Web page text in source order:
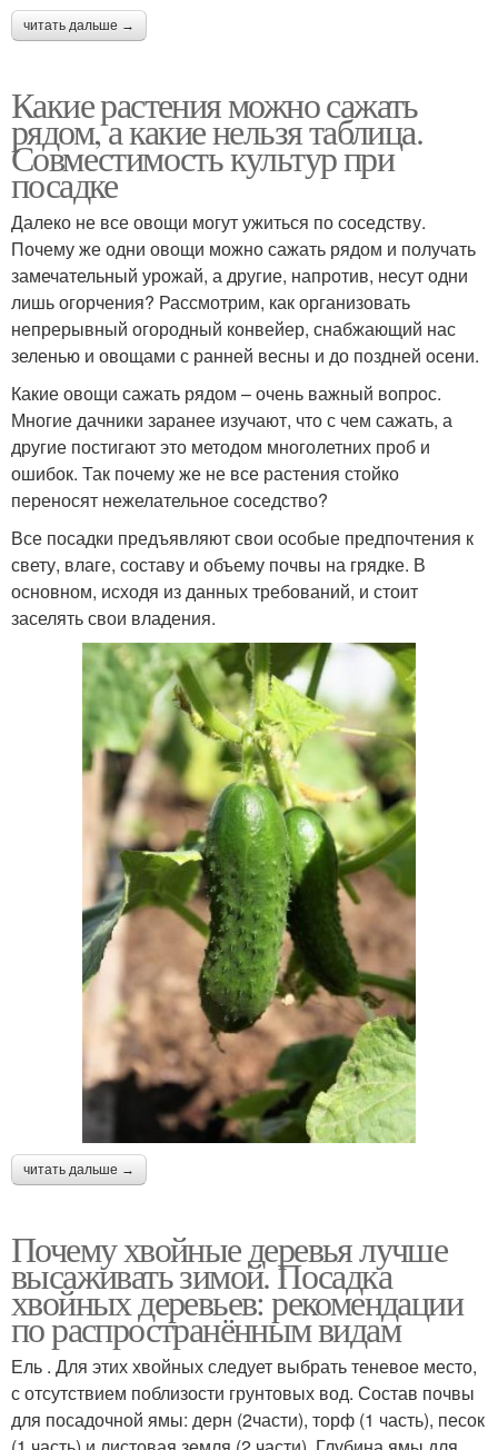
читать дальше →
Какие растения можно сажать
рядом, а какие нельзя таблица.
Совместимость культур при
посадке
Далеко не все овощи могут ужиться по соседству.
Почему же одни овощи можно сажать рядом и получать
замечательный урожай, а другие, напротив, несут одни
лишь огорчения? Рассмотрим, как организовать
непрерывный огородный конвейер, снабжающий нас
зеленью и овощами с ранней весны и до поздней осени.
Какие овощи сажать рядом – очень важный вопрос.
Многие дачники заранее изучают, что с чем сажать, а
другие постигают это методом многолетних проб и
ошибок. Так почему же не все растения стойко
переносят нежелательное соседство?
Все посадки предъявляют свои особые предпочтения к
свету, влаге, составу и объему почвы на грядке. В
основном, исходя из данных требований, и стоит
заселять свои владения.
читать дальше →
Почему хвойные деревья лучше
высаживать зимой. Посадка
хвойных деревьев: рекомендации
по распространённым видам
Ель . Для этих хвойных следует выбрать теневое место,
с отсутствием поблизости грунтовых вод. Состав почвы
для посадочной ямы: дерн (2части), торф (1 часть), песок